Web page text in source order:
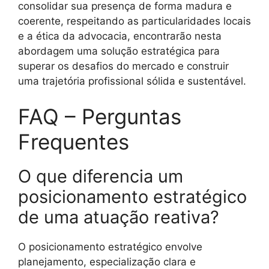
consolidar sua presença de forma madura e
coerente, respeitando as particularidades locais
e a ética da advocacia, encontrarão nesta
abordagem uma solução estratégica para
superar os desafios do mercado e construir
uma trajetória profissional sólida e sustentável.
FAQ – Perguntas
Frequentes
O que diferencia um
posicionamento estratégico
de uma atuação reativa?
O posicionamento estratégico envolve
planejamento, especialização clara e